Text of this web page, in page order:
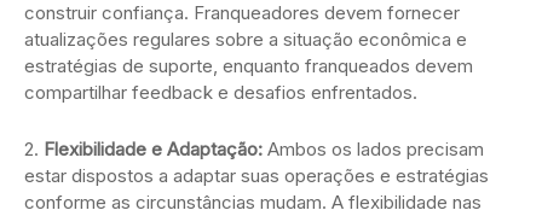
construir confiança. Franqueadores devem fornecer
atualizações regulares sobre a situação econômica e
estratégias de suporte, enquanto franqueados devem
compartilhar feedback e desafios enfrentados.
2. Flexibilidade e Adaptação: Ambos os lados precisam
estar dispostos a adaptar suas operações e estratégias
conforme as circunstâncias mudam. A flexibilidade nas